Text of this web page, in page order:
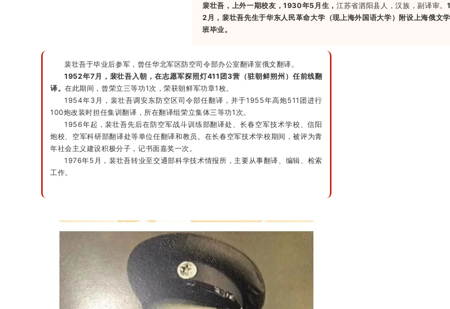
裴壮吾，上外一期校友，1930年5月生，江苏省泗阳县人，汉族，副译审。
2月，裴壮吾先生于华东人民革命大学（现上海外国语大学）附设上海俄文
班毕业。
裴壮吾于毕业后参军，曾任华北军区防空司令部办公室翻译室俄文翻译。
1952年7月，裴壮吾入朝，在志愿军探照灯411团3营（驻朝鲜朔州）任前线翻
译。在此期间，曾荣立三等功1次，荣获朝鲜军功章1枚。
1954年3月，裴壮吾调安东防空区司令部任翻译，并于1955年高炮511团进行
100炮改装时担任集训翻译，所在翻译组荣立集体三等功1次。
1956年起，裴壮吾先后在防空军战斗训练部翻译处、长春空军技术学校、信阳
炮校、空军科研部翻译处等单位任翻译和教员。在长春空军技术学校期间，被评为青
年社会主义建设积极分子，记书面嘉奖一次。
1976年5月，裴壮吾转业至交通部科学技术情报所，主要从事翻译、编辑、检索
工作。